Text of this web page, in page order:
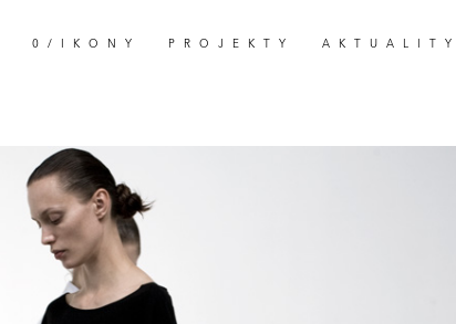
0/IKONY PROJEKTY AKTUALITY